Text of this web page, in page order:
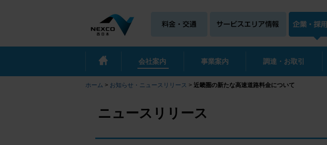
会社案内 事業案内 調達・お取引
ホーム > お知らせ・ニュースリリース > 近畿圏の新たな高速道路料金について
ニュースリリース